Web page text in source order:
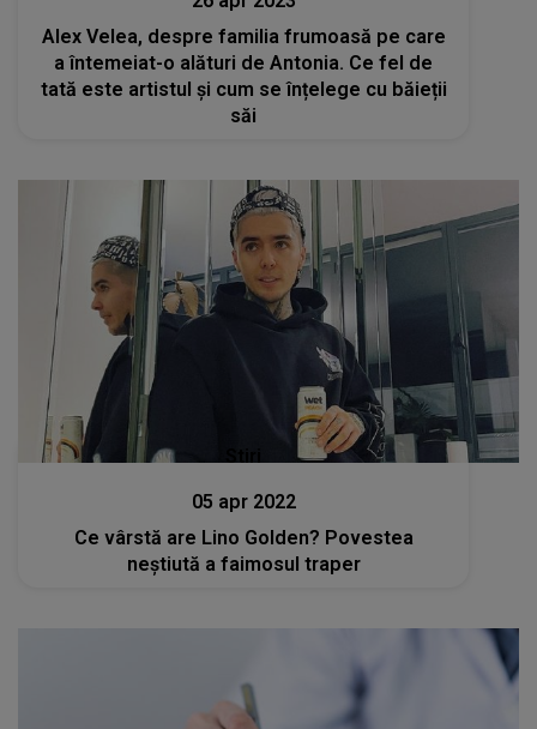
Alex Velea, despre familia frumoasă pe care
a întemeiat-o alături de Antonia. Ce fel de
tată este artistul și cum se înțelege cu băieții
săi
05 apr 2022
Ce vârstă are Lino Golden? Povestea
neştiută a faimosul traper